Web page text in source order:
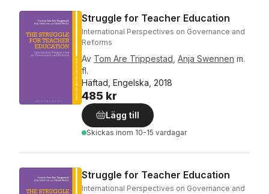
Struggle for Teacher Education
International Perspectives on Governance and
Reforms
Av Tom Are Trippestad Anja Swennen m.
fl.
Häftad, Engelska, 2018
485 kr
Lägg till
Skickas inom 10-15 vardagar
Struggle for Teacher Education
International Perspectives on Governance and